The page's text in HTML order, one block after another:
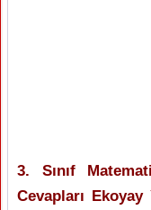
3. Sınıf
Cevapları Ekoyay